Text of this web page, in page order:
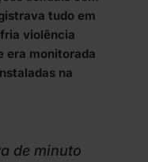
tudo em
violência
era monitorada
na
de minuto